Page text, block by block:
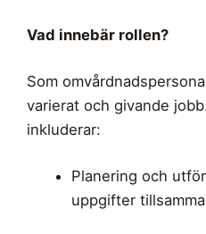
Vad innebär rollen?
Som
varierat och givande
inkluderar:
Planering och
uppgifter